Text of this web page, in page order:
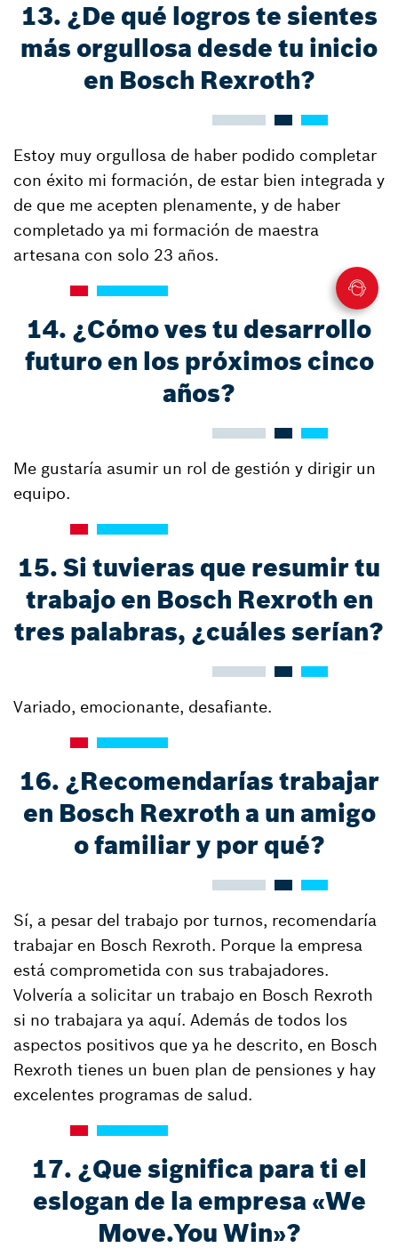
13. ¿De qué logros te sientes
más orgullosa desde tu inicio
en Bosch Rexroth?
Estoy muy orgullosa de haber podido completar
con éxito mi formación, de estar bien integrada y
de que me acepten plenamente, y de haber
completado ya mi formación de maestra
artesana con solo 23 años.
14. ¿Cómo ves tu desarrollo
futuro en los próximos cinco
años?
Me gustaría asumir un rol de gestión y dirigir un
equipo.
15. Si tuvieras que resumir tu
trabajo en Bosch Rexroth en
tres palabras, ¿cuáles serían?
Variado, emocionante, desafiante.
16. ¿Recomendarías trabajar
en Bosch Rexroth a un amigo
o familiar y por qué?
Sí, a pesar del trabajo por turnos, recomendaría
trabajar en Bosch Rexroth. Porque la empresa
está comprometida con sus trabajadores.
Volvería a solicitar un trabajo en Bosch Rexroth
si no trabajara ya aquí. Además de todos los
aspectos positivos que ya he descrito, en Bosch
Rexroth tienes un buen plan de pensiones y hay
excelentes programas de salud.
17. ¿Que significa para ti el
eslogan de la empresa «We
Move.You Win»?